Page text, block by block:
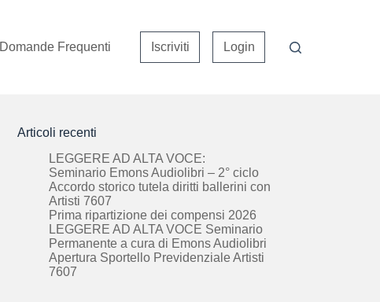
Domande Frequenti Iscriviti Login
Articoli recenti
LEGGERE AD ALTA VOCE:
Seminario Emons Audiolibri – 2° ciclo
Accordo storico tutela diritti ballerini con
Artisti 7607
Prima ripartizione dei compensi 2026
LEGGERE AD ALTA VOCE Seminario
Permanente a cura di Emons Audiolibri
Apertura Sportello Previdenziale Artisti
7607